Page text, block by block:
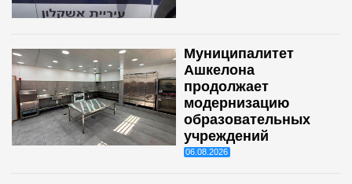
Муниципалитет
Ашкелона
продолжает
модернизацию
образовательных
учреждений
06.08.2026